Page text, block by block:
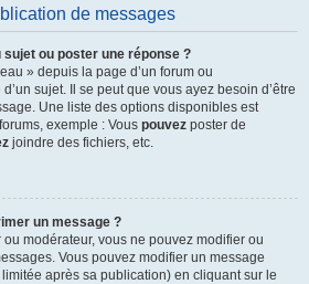
de messages
ou poster une réponse ?
» depuis la page d’un forum ou
sujet. Il se peut que vous ayez besoin d’être
Une liste des options disponibles est
exemple : Vous pouvez poster de
joindre des fichiers, etc.
un message ?
modérateur, vous ne pouvez modifier ou
Vous pouvez modifier un message
après sa publication) en cliquant sur le